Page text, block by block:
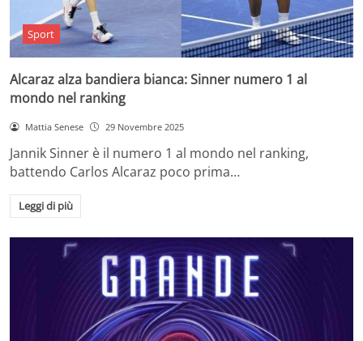
Sport
Alcaraz alza bandiera bianca: Sinner numero 1 al
mondo nel ranking
Mattia Senese 29 Novembre 2025
Jannik Sinner è il numero 1 al mondo nel ranking,
battendo Carlos Alcaraz poco prima…
Leggi di più